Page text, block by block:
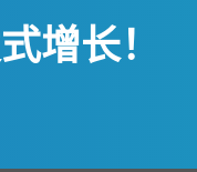
增长！